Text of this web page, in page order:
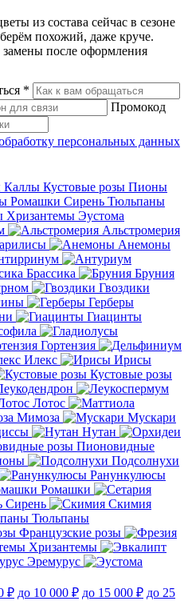
из состава сейчас в сезоне
похожий, даже круче.
после оформления
*
Промокод
персональных данных
Каллы Кустовые розы Пионы
Ромашки Сирень Тюльпаны
Хризантемы Эустома
Альстромерия
Анемоны
Брассика
Бруния
Гвоздики
Герберы
Гиацинты
Гортензия
Илекс
Ирисы
Кустовые розы
Лотос
Мимоза
Мускари
Нутан
Пионовидные
Подсолнухи
Ранункулюсы
Ромашки
Сирень
Скимия
Тюльпаны
Французские розы
Хризантемы
Эремурус
₽ до 10 000 ₽ до 15 000 ₽ до 25